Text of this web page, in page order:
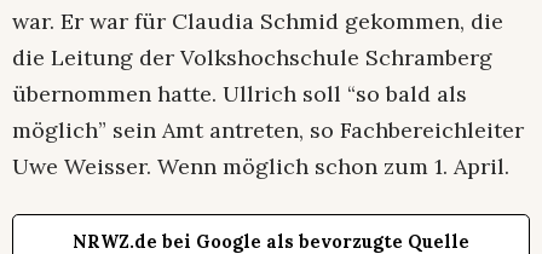
war. Er war für Claudia Schmid gekommen, die
die Leitung der Volkshochschule Schramberg
übernommen hatte. Ullrich soll “so bald als
möglich” sein Amt antreten, so Fachbereichleiter
Uwe Weisser. Wenn möglich schon zum 1. April.
NRWZ.de bei Google als bevorzugte Quelle